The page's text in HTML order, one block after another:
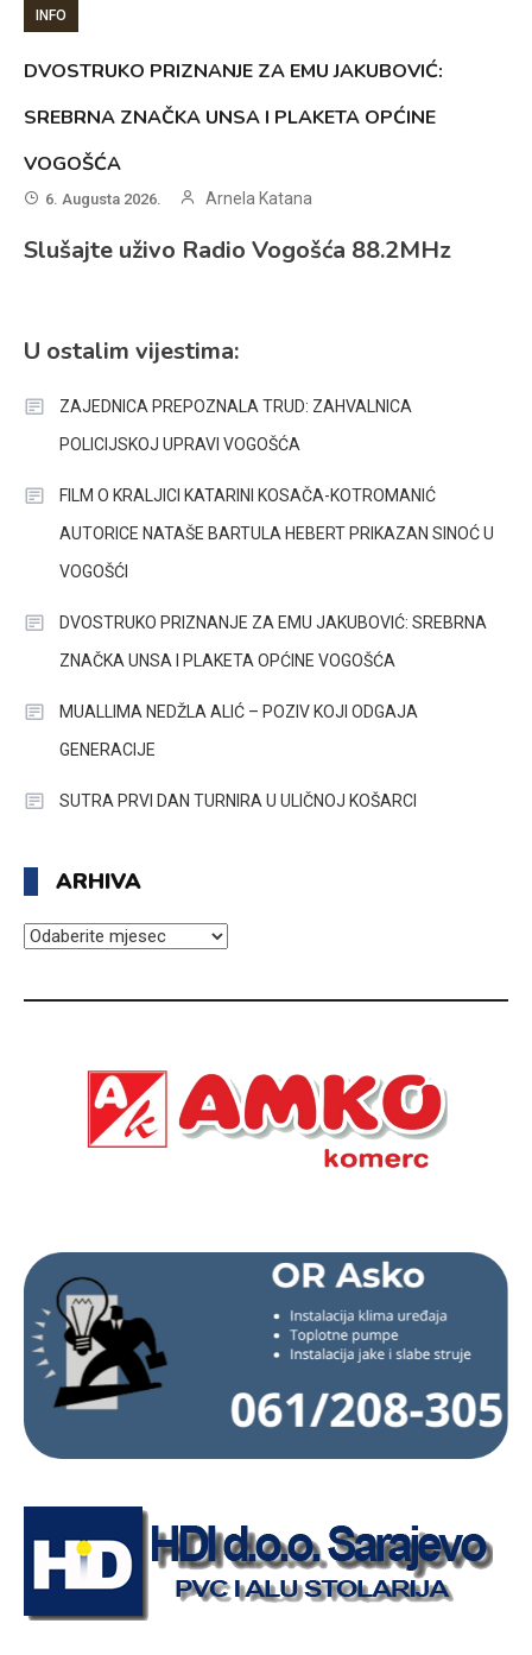
INFO
DVOSTRUKO PRIZNANJE ZA EMU JAKUBOVIĆ:
SREBRNA ZNAČKA UNSA I PLAKETA OPĆINE
VOGOŠĆA
6. Augusta 2026. Arnela Katana
Slušajte uživo Radio Vogošća 88.2MHz
U ostalim vijestima:
ZAJEDNICA PREPOZNALA TRUD: ZAHVALNICA
POLICIJSKOJ UPRAVI VOGOŠĆA
FILM O KRALJICI KATARINI KOSAČA-KOTROMANIĆ
AUTORICE NATAŠE BARTULA HEBERT PRIKAZAN SINOĆ U
VOGOŠĆI
DVOSTRUKO PRIZNANJE ZA EMU JAKUBOVIĆ: SREBRNA
ZNAČKA UNSA I PLAKETA OPĆINE VOGOŠĆA
MUALLIMA NEDŽLA ALIĆ – POZIV KOJI ODGAJA
GENERACIJE
SUTRA PRVI DAN TURNIRA U ULIČNOJ KOŠARCI
ARHIVA
ARHIVA